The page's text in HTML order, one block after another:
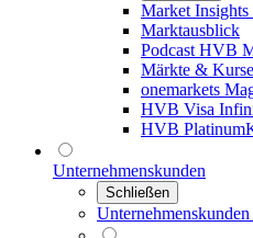
Market
Marktausblick
Podcast HVB
Märkte &
onemarkets
HVB Visa
HVB
Unternehmenskunden
Schließen